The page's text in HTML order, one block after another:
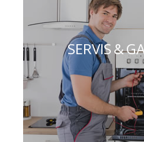
SERVIS &